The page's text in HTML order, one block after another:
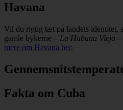
Havana
Vil du rigtig tæt på landets identitet,
gamle bykerne – La Habana Vieja –
mere om Havana her.
Fakta om Cuba